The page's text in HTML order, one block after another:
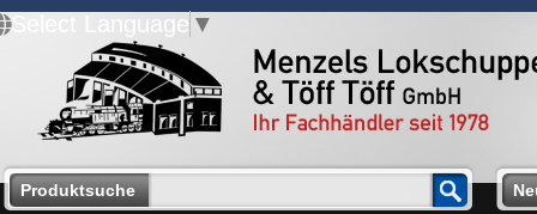
Select Language ▼
Produktsuche